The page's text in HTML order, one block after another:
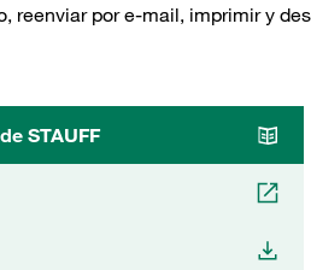
reenviar por e-mail, imprimir y
STAUFF